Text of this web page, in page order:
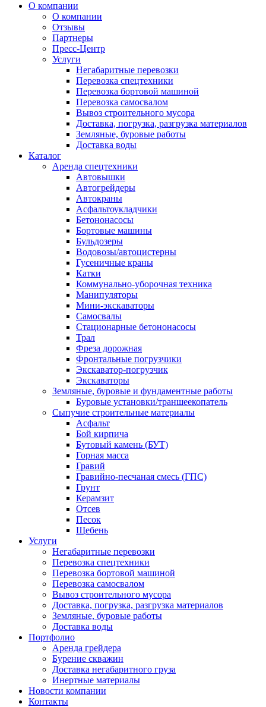
О компании
О компании
Отзывы
Партнеры
Пресс-Центр
Услуги
Негабаритные перевозки
Перевозка спецтехники
Перевозка бортовой машиной
Перевозка самосвалом
Вывоз строительного мусора
Доставка, погрузка, разгрузка материалов
Земляные, буровые работы
Доставка воды
Каталог
Аренда спецтехники
Автовышки
Автогрейдеры
Автокраны
Асфальтоукладчики
Бетононасосы
Бортовые машины
Бульдозеры
Водовозы/автоцистерны
Гусеничные краны
Катки
Коммунально-уборочная техника
Манипуляторы
Мини-экскаваторы
Самосвалы
Стационарные бетононасосы
Трал
Фреза дорожная
Фронтальные погрузчики
Экскаватор-погрузчик
Экскаваторы
Земляные, буровые и фундаментные работы
Буровые установки/траншеекопатель
Сыпучие строительные материалы
Асфальт
Бой кирпича
Бутовый камень (БУТ)
Горная масса
Гравий
Гравийно-песчаная смесь (ГПС)
Грунт
Керамзит
Отсев
Песок
Щебень
Услуги
Негабаритные перевозки
Перевозка спецтехники
Перевозка бортовой машиной
Перевозка самосвалом
Вывоз строительного мусора
Доставка, погрузка, разгрузка материалов
Земляные, буровые работы
Доставка воды
Портфолио
Аренда грейдера
Бурение скважин
Доставка негабаритного груза
Инертные материалы
Новости компании
Контакты